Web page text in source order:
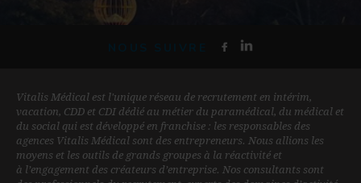
Vitalis Médical est l'unique réseau de recrutement en intérim,
vacation, CDD et CDI dédié au métier du paramédical, du médical et
du social qui est développé en franchise : les responsables des
agences Vitalis Médical sont des entrepreneurs. Nous allions les
moyens et les outils de grands groupes à la réactivité et
à l’engagement des créateurs d’entreprise. Nos consultants sont